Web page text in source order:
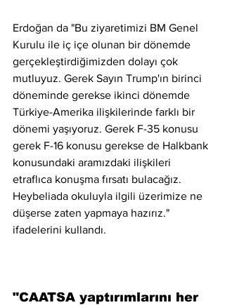
Erdoğan da "Bu ziyaretimizi BM Genel
Kurulu ile iç içe olunan bir dönemde
gerçekleştirdiğimizden dolayı çok
mutluyuz. Gerek Sayın Trump'ın birinci
döneminde gerekse ikinci dönemde
Türkiye-Amerika ilişkilerinde farklı bir
dönemi yaşıyoruz. Gerek F-35 konusu
gerek F-16 konusu gerekse de Halkbank
konusundaki aramızdaki ilişkileri
etraflıca konuşma fırsatı bulacağız.
Heybeliada okuluyla ilgili üzerimize ne
düşerse zaten yapmaya hazırız."
ifadelerini kullandı.
"CAATSA yaptırımlarını her